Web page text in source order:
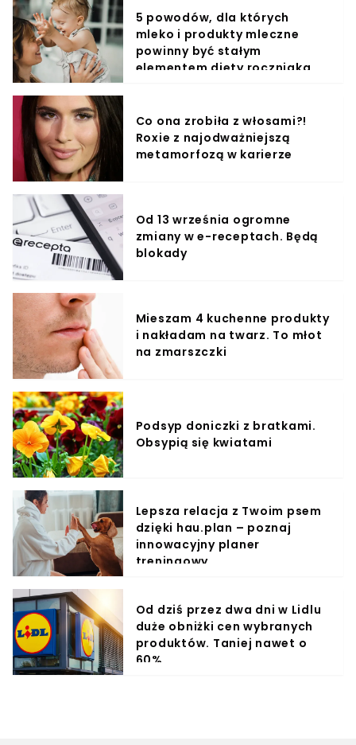
5 powodów, dla których
mleko i produkty mleczne
powinny być stałym
elementem diety roczniaka
Co ona zrobiła z włosami?!
Roxie z najodważniejszą
metamorfozą w karierze
Od 13 września ogromne
zmiany w e-receptach. Będą
blokady
Mieszam 4 kuchenne produkty
i nakładam na twarz. To młot
na zmarszczki
Podsyp doniczki z bratkami.
Obsypią się kwiatami
Lepsza relacja z Twoim psem
dzięki hau.plan – poznaj
innowacyjny planer
treningowy
Od dziś przez dwa dni w Lidlu
duże obniżki cen wybranych
produktów. Taniej nawet o
60%